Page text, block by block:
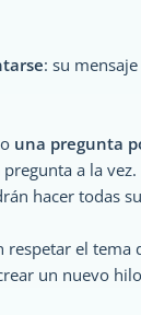
: su
una pregunta
a la
hacer todas
respetar el
un nuevo